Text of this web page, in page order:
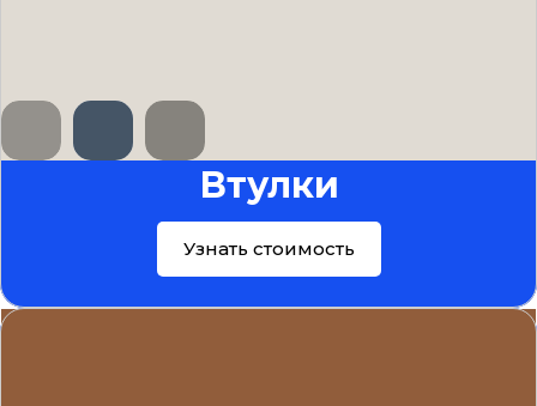
Втулки
Узнать стоимость